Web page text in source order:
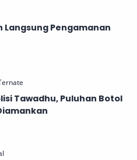
Langsung Pengamanan
Tawadhu, Puluhan Botol